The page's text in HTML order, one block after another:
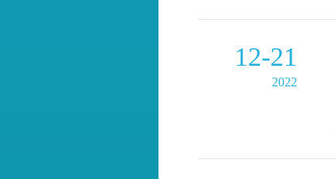
12-21
2022